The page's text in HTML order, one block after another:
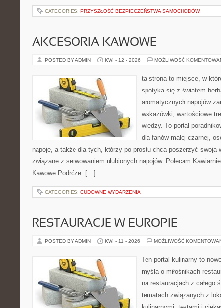
CATEGORIES: PRZYSZŁOŚĆ BEZPIECZEŃSTWA SAMOCHODÓW
AKCESORIA KAWOWE
POSTED BY ADMIN KWI - 12 - 2026 MOŻLIWOŚĆ
ta strona to miejsce, w
spotyka się z światem
aromatycznych napojów
wskazówki, wartościowe
wiedzy. To portal
dla fanów małej czarnej,
napoje, a także dla tych, którzy po prostu chcą poszerzyć swoją
związane z serwowaniem ulubionych napojów. Polecam
Kawowe Podróże. […]
CATEGORIES: CUDOWNE WYDARZENIA
RESTAURACJE W EUROPIE
POSTED BY ADMIN KWI - 11 - 2026 MOŻLIWOŚĆ
Ten portal kulinarny to
myślą o miłośnikach
na restauracjach z całego
tematach związanych z